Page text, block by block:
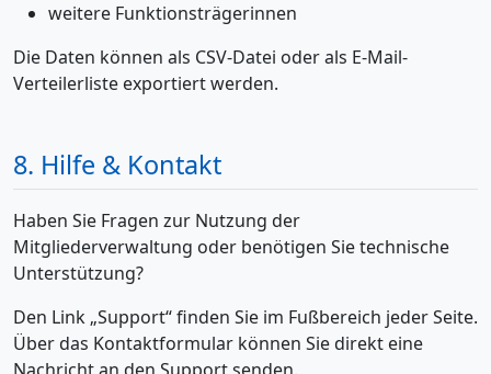
weitere Funktionsträgerinnen
Die Daten können als CSV-Datei oder als E-Mail-
Verteilerliste exportiert werden.
8. Hilfe & Kontakt
Haben Sie Fragen zur Nutzung der
Mitgliederverwaltung oder benötigen Sie technische
Unterstützung?
Den Link „Support“ finden Sie im Fußbereich jeder Seite.
Über das Kontaktformular können Sie direkt eine